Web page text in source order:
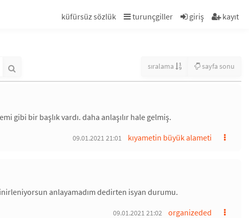
küfürsüz sözlük turunçgiller giriş kayıt
sıralama sayfa sonu
gibi bir başlık vardı. daha anlaşılır hale gelmiş.
kıyametin büyük alameti
09.01.2021 21:01
anlayamadım dedirten isyan durumu.
organizeded
09.01.2021 21:02